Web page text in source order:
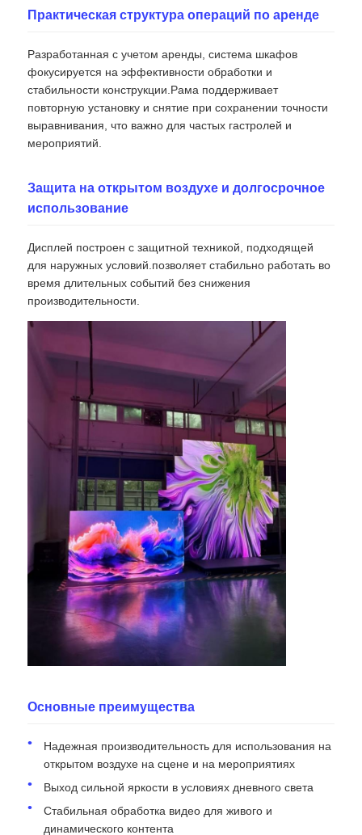
Дисплейная панель с наружным светодиодным
Наружный светодиодный рекламный щит
Практическая структура операций по аренде
Разработанная с учетом аренды, система шкафов
фокусируется на эффективности обработки и
стабильности конструкции.Рама поддерживает
повторную установку и снятие при сохранении точности
выравнивания, что важно для частых гастролей и
мероприятий.
Защита на открытом воздухе и долгосрочное
использование
Дисплей построен с защитной техникой, подходящей
для наружных условий.позволяет стабильно работать во
время длительных событий без снижения
производительности.
Основные преимущества
Надежная производительность для использования на
открытом воздухе на сцене и на мероприятиях
Выход сильной яркости в условиях дневного света
Стабильная обработка видео для живого и
динамического контента